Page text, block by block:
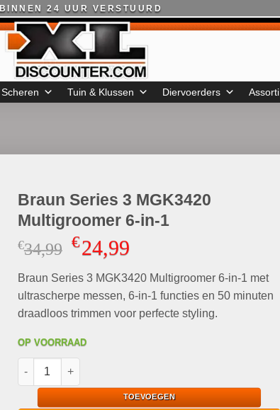
BINNEN 24 UUR VERSTUURD
Scheren Tuin & Klussen Diervoerders Assorti
Braun Series 3 MGK3420
Multigroomer 6-in-1
€34,99 Oorspronkelijke
was:
€34,99.
€24,99Huidige
is:
€24,99.
Braun Series 3 MGK3420 Multigroomer 6-in-1 met
ultrascherpe messen, 6-in-1 functies en 50 minuten
draadloos trimmen voor perfecte styling.
OP VOORRAAD
Braun Series 3 MGK3420 Multigroomer 6-in-1 aantal
TOEVOEGEN